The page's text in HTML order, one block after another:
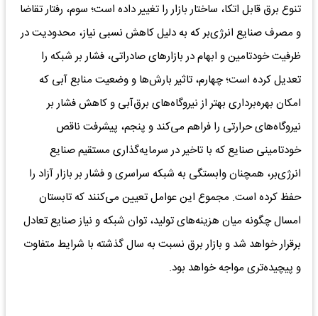
تنوع برق قابل اتکا، ساختار بازار را تغییر داده است؛ سوم، رفتار تقاضا
و مصرف صنایع انرژی‌بر که به دلیل کاهش نسبی نیاز، محدودیت در
ظرفیت خودتامین و ابهام در بازارهای صادراتی، فشار بر شبکه را
تعدیل کرده است؛ چهارم، تاثیر بارش‌ها و وضعیت منابع آبی که
امکان بهره‌برداری بهتر از نیروگاه‌های برق‌آبی و کاهش فشار بر
نیروگاه‌های حرارتی را فراهم می‌کند و پنجم، پیشرفت ناقص
خودتامینی صنایع که با تاخیر در سرمایه‌گذاری مستقیم صنایع
انرژی‌بر، همچنان وابستگی به شبکه سراسری و فشار بر بازار آزاد را
حفظ کرده است. مجموع این عوامل تعیین می‌کنند که تابستان
امسال چگونه میان هزینه‌های تولید، توان شبکه و نیاز صنایع تعادل
برقرار خواهد شد و بازار برق نسبت به سال گذشته با شرایط متفاوت
و پیچیده‌تری مواجه خواهد بود.